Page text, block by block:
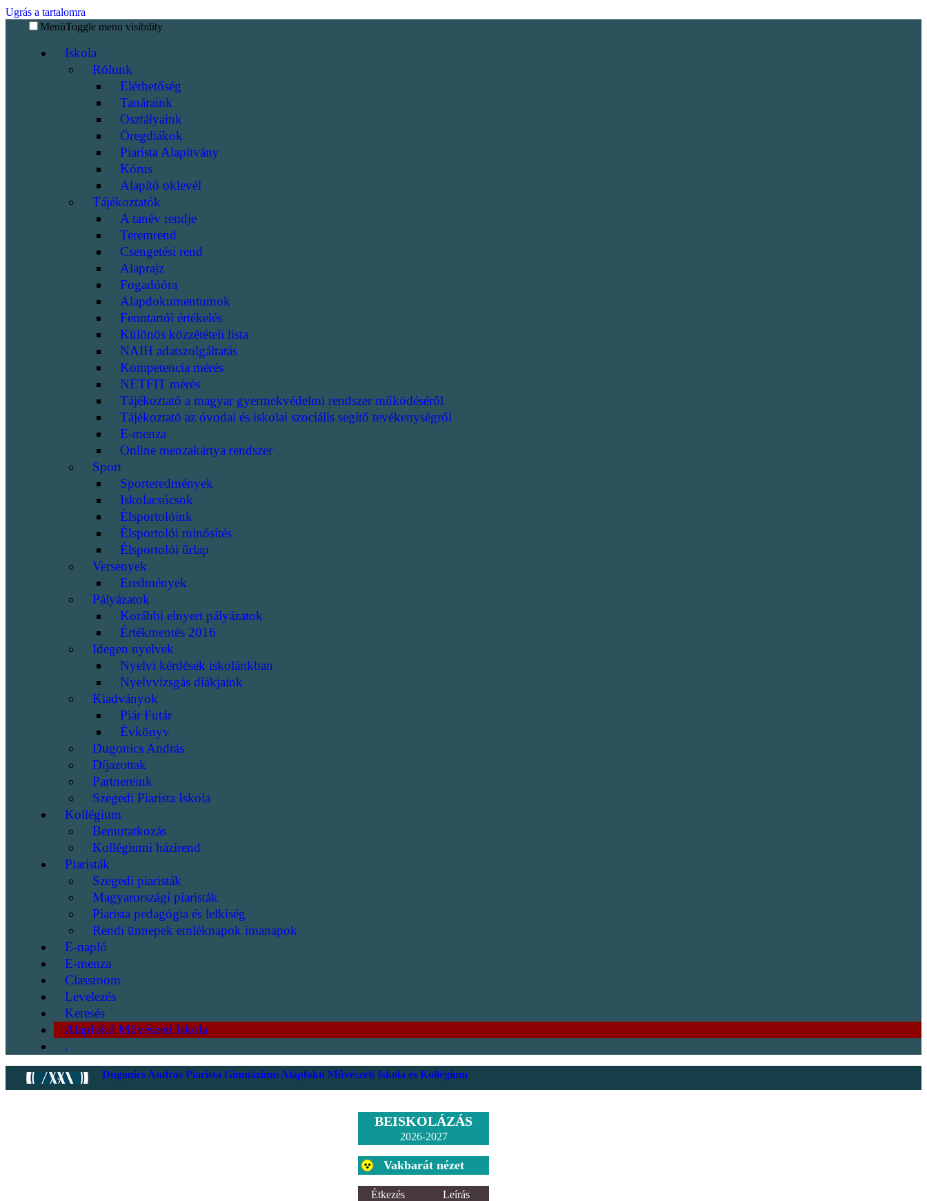
Ugrás a tartalomra
MenüToggle menu visibility
Iskola
Rólunk
Elérhetőség
Tanáraink
Osztályaink
Öregdiákok
Piarista Alapítvány
Kórus
Alapító oklevél
Tájékoztatók
A tanév rendje
Teremrend
Csengetési rend
Alaprajz
Fogadóóra
Alapdokumentumok
Fenntartói értékelés
Különös közzétételi lista
NAIH adatszolgáltatás
Kompetencia mérés
NETFIT mérés
Tájékoztató a magyar gyermekvédelmi rendszer működéséről
Tájékoztató az óvodai és iskolai szociális segítő tevékenységről
E-menza
Online menzakártya rendszer
Sport
Sporteredmények
Iskolacsúcsok
Élsportolóink
Élsportolói minősítés
Élsportolói űrlap
Versenyek
Eredmények
Pályázatok
Korábbi elnyert pályázatok
Értékmentés 2016
Idegen nyelvek
Nyelvi kérdések iskolánkban
Nyelvvizsgás diákjaink
Kiadványok
Piár Futár
Évkönyv
Dugonics András
Díjazottak
Partnereink
Szegedi Piarista Iskola
Kollégium
Bemutatkozás
Kollégiumi házirend
Piaristák
Szegedi piaristák
Magyarországi piaristák
Piarista pedagógia és lelkiség
Rendi ünnepek emléknapok imanapok
E-napló
E-menza
Classroom
Levelezés
Keresés
Alapfokú Művészeti Iskola
.
Dugonics András Piarista Gimnázium Alapfokú Művészeti Iskola és Kollégium
BEISKOLÁZÁS
2026-2027
Vakbarát nézet
Étkezés
Leírás